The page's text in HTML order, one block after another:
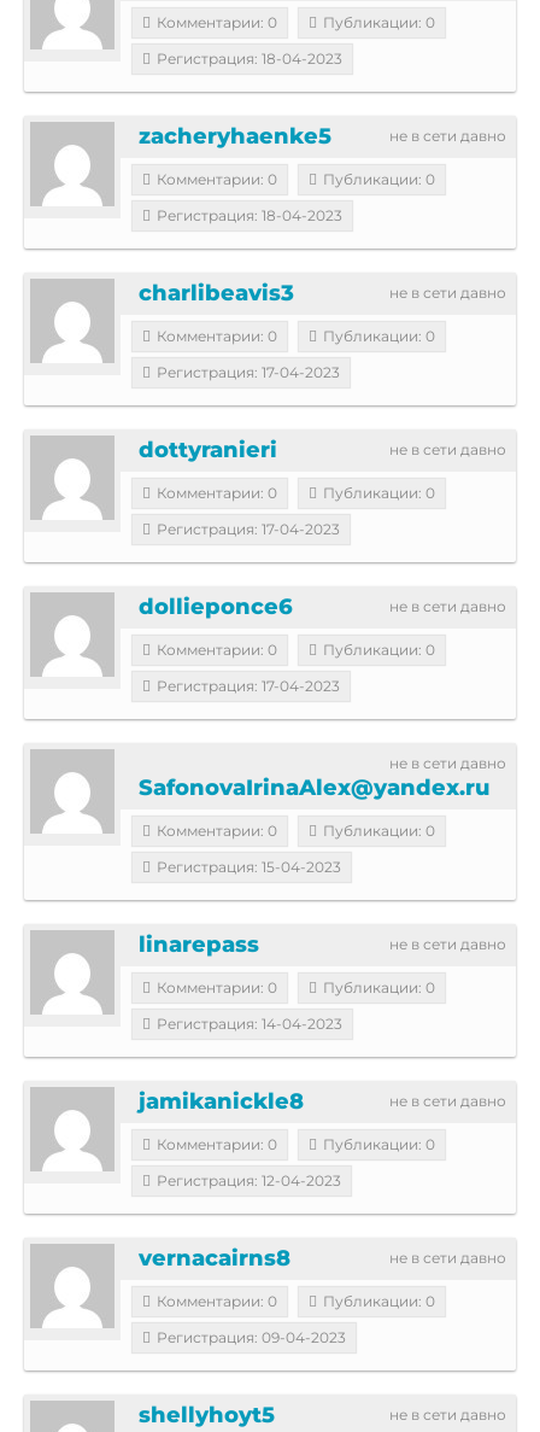
Комментарии: 0
Публикации: 0
Регистрация: 18-04-2023
не в сети давно
zacheryhaenke5
Комментарии: 0
Публикации: 0
Регистрация: 18-04-2023
не в сети давно
charlibeavis3
Комментарии: 0
Публикации: 0
Регистрация: 17-04-2023
не в сети давно
dottyranieri
Комментарии: 0
Публикации: 0
Регистрация: 17-04-2023
не в сети давно
dollieponce6
Комментарии: 0
Публикации: 0
Регистрация: 17-04-2023
не в сети давно
SafonovaIrinaAlex@yandex.ru
Комментарии: 0
Публикации: 0
Регистрация: 15-04-2023
не в сети давно
linarepass
Комментарии: 0
Публикации: 0
Регистрация: 14-04-2023
не в сети давно
jamikanickle8
Комментарии: 0
Публикации: 0
Регистрация: 12-04-2023
не в сети давно
vernacairns8
Комментарии: 0
Публикации: 0
Регистрация: 09-04-2023
не в сети давно
shellyhoyt5